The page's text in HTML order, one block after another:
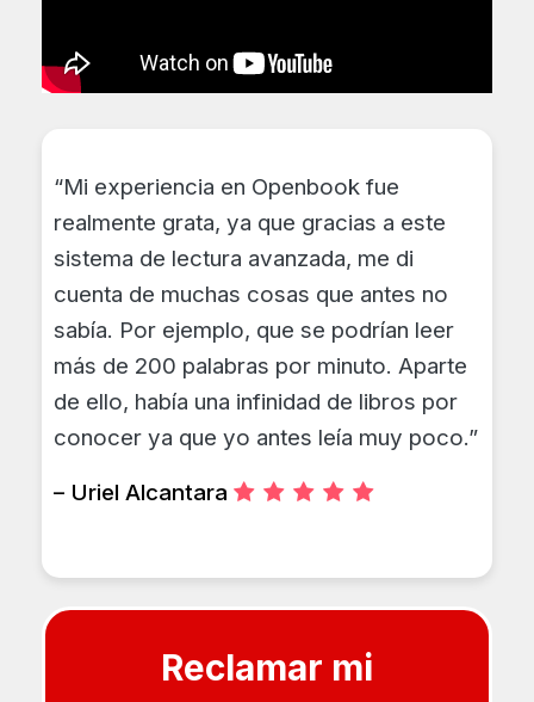
“Mi experiencia en Openbook fue
realmente grata, ya que gracias a este
sistema de lectura avanzada, me di
cuenta de muchas cosas que antes no
sabía. Por ejemplo, que se podrían leer
más de 200 palabras por minuto. Aparte
de ello, había una infinidad de libros por
conocer ya que yo antes leía muy poco.”
– Uriel Alcantara
Reclamar mi